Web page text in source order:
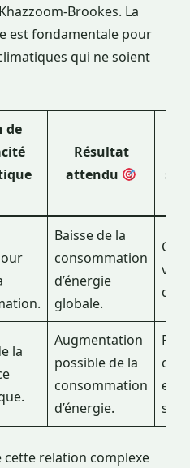
Brookes. La
est fondamentale pour
qui ne soient
de
Résultat
attendu
Baisse de la
consommation
d’énergie
globale.
la
Augmentation
possible de la
consommation
d’énergie.
relation complexe